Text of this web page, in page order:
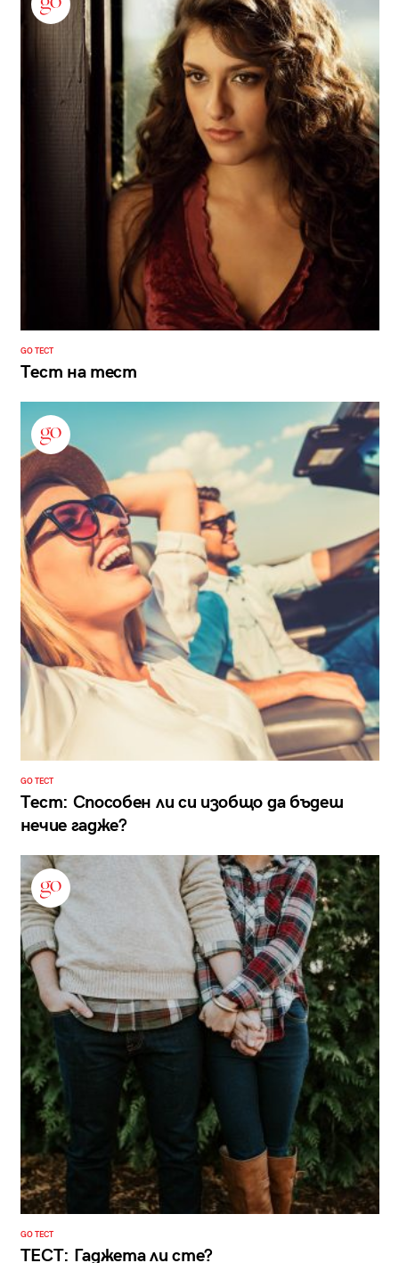
GO ТЕСТ
Тест на тест
GO ТЕСТ
Тест: Способен ли си изобщо да бъдеш
нечие гадже?
GO ТЕСТ
ТЕСТ: Гаджета ли сте?